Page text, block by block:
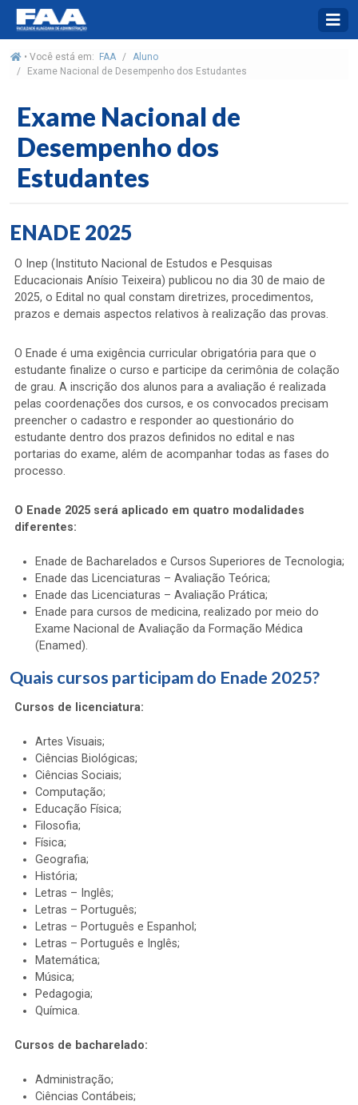
• Você está em: FAA
Aluno
Exame Nacional de Desempenho dos Estudantes
Exame Nacional de
Desempenho dos
Estudantes
ENADE 2025
O Inep (Instituto Nacional de Estudos e Pesquisas
Educacionais Anísio Teixeira) publicou no dia 30 de maio de
2025, o Edital no qual constam diretrizes, procedimentos,
prazos e demais aspectos relativos à realização das provas.
O Enade é uma exigência curricular obrigatória para que o
estudante finalize o curso e participe da cerimônia de colação
de grau. A inscrição dos alunos para a avaliação é realizada
pelas coordenações dos cursos, e os convocados precisam
preencher o cadastro e responder ao questionário do
estudante dentro dos prazos definidos no edital e nas
portarias do exame, além de acompanhar todas as fases do
processo.
O Enade 2025 será aplicado em quatro modalidades
diferentes:
Enade de Bacharelados e Cursos Superiores de Tecnologia;
Enade das Licenciaturas – Avaliação Teórica;
Enade das Licenciaturas – Avaliação Prática;
Enade para cursos de medicina, realizado por meio do
Exame Nacional de Avaliação da Formação Médica
(Enamed).
Quais cursos participam do Enade 2025?
Cursos de licenciatura:
Artes Visuais;
Ciências Biológicas;
Ciências Sociais;
Computação;
Educação Física;
Filosofia;
Física;
Geografia;
História;
Letras – Inglês;
Letras – Português;
Letras – Português e Espanhol;
Letras – Português e Inglês;
Matemática;
Música;
Pedagogia;
Química.
Cursos de bacharelado:
Administração;
Ciências Contábeis;